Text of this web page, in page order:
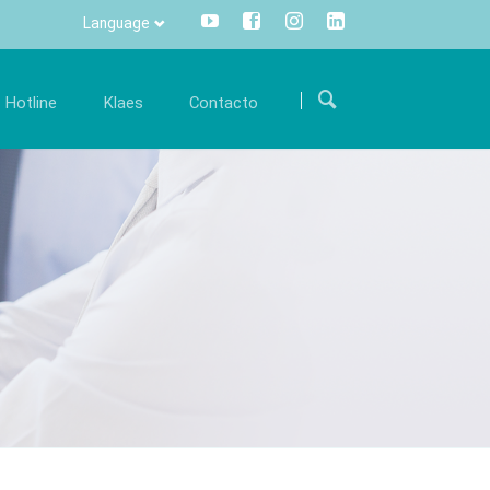
Language
navegación
trade
la
Comunicación
Toda la información pulsando un
botón - centralizado y transparente.
Info Manager
Hotline Klaes
parte de nuestro equipo internacional y
con su conocimiento experto.
de trabajo
Contacto
Internacional